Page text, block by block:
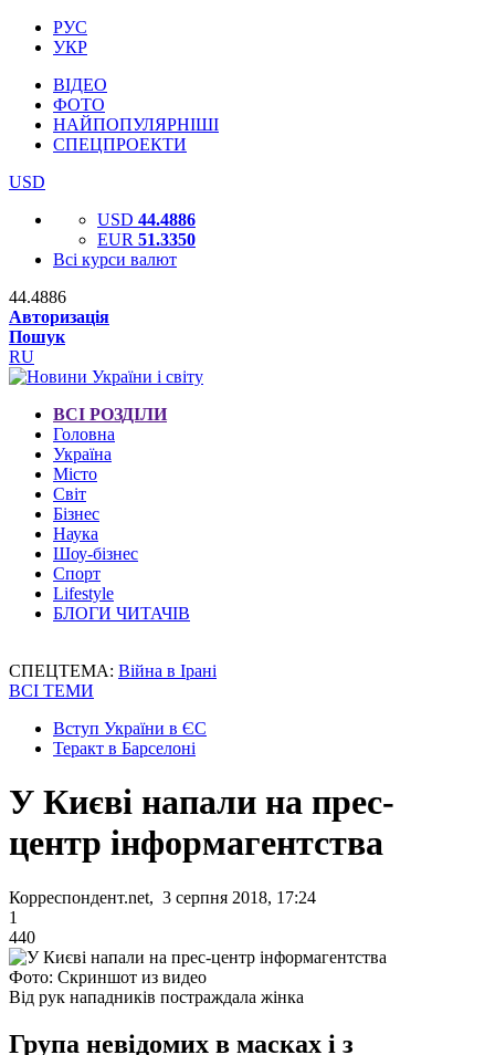
РУС
УКР
ВІДЕО
ФОТО
НАЙПОПУЛЯРНІШІ
СПЕЦПРОЕКТИ
USD
USD 44.4886
EUR 51.3350
Всі курси валют
44.4886
Авторизація
Пошук
RU
ВСІ РОЗДІЛИ
Головна
Україна
Місто
Світ
Бізнес
Наука
Шоу-бізнес
Спорт
Lifestyle
БЛОГИ ЧИТАЧІВ
СПЕЦТЕМА: Війна в Ірані
ВСІ ТЕМИ
Вступ України в ЄС
Теракт в Барселоні
У Києві напали на прес-
центр інформагентства
Корреспондент.net, 3 серпня 2018, 17:24
1
440
Фото: Скриншот из видео
Від рук нападників постраждала жінка
Група невідомих в масках і з